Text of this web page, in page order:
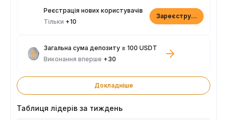
Реєстрація нових користувачів
Тільки +10
Зареєструватися
Загальна сума депозиту ≥ 100 USDT
Виконання вперше +30
Докладніше
Таблиця лідерів за тиждень